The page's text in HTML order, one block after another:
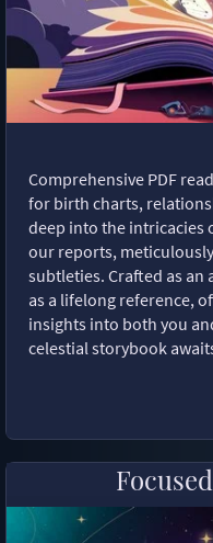
Comprehensive PDF
for birth charts,
deep into the intricacies
our reports,
subtleties. Crafted as an
as a lifelong reference,
insights into both you
celestial storybook